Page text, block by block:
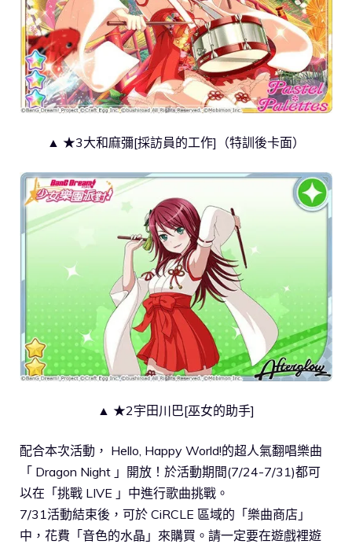
▲ ★3大和麻彌[採訪員的工作]（特訓後卡面）
▲ ★2宇田川巴[巫女的助手]
配合本次活動， Hello, Happy World!的超人氣翻唱樂曲
「 Dragon Night 」開放！於活動期間(7/24-7/31)都可
以在「挑戰 LIVE 」中進行歌曲挑戰。
7/31活動結束後，可於 CiRCLE 區域的「樂曲商店」
中，花費「音色的水晶」來購買。請一定要在遊戲裡遊